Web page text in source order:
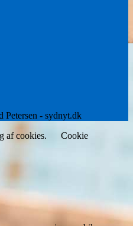
Petersen - sydnyt.dk
af cookies.
Cookie